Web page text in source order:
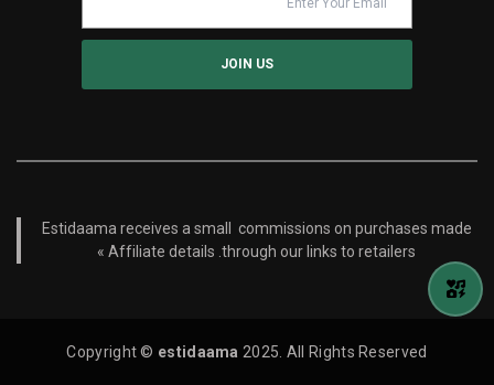
Estidaama receives a small commissions on purchases made
through our links to retailers.
Affiliate details »
Copyright © estidaama 2025. All Rights Reserved